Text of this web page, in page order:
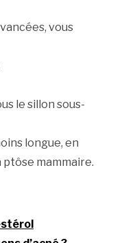
vous
le sillon sous-
longue, en
mammaire.